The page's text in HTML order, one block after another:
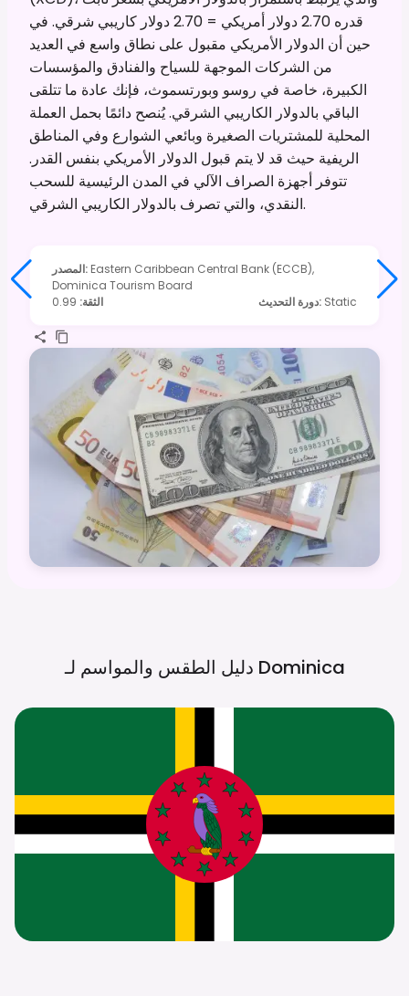
قدره 2.70 دولار أمريكي = 2.70 دولار كاريبي شرقي. في
حين أن الدولار الأمريكي مقبول على نطاق واسع في العديد
من الشركات الموجهة للسياح والفنادق والمؤسسات
الكبيرة، خاصة في روسو وبورتسموث، فإنك عادة ما تتلقى
الباقي بالدولار الكاريبي الشرقي. يُنصح دائمًا بحمل العملة
المحلية للمشتريات الصغيرة وبائعي الشوارع وفي المناطق
الريفية حيث قد لا يتم قبول الدولار الأمريكي بنفس القدر.
تتوفر أجهزة الصراف الآلي في المدن الرئيسية للسحب
النقدي، والتي تصرف بالدولار الكاريبي الشرقي.
المصدر: Eastern Caribbean Central Bank (ECCB),
Dominica Tourism Board
الثقة:
0.99 دورة التحديث: Static
دليل الطقس والمواسم لـ Dominica